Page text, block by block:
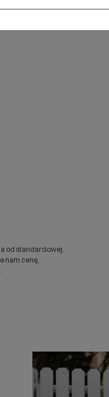
od standardowej.
nam cenę,